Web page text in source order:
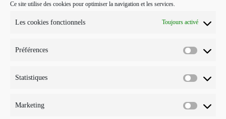
Ce site utilise des cookies pour optimiser la navigation et les services.
Les cookies fonctionnels Toujours activé
Préférences
Statistiques
Marketing
POUR ME CONTACTER…
Mobile :
E-mail :
LETTRE D’INFORMATION